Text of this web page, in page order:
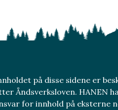
på disse sidene er
Åndsverksloven. HANEN
for innhold på eksterne